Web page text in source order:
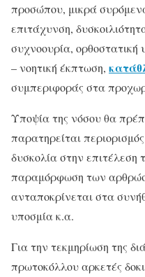
προσώπου, μικρά
επιτάχυνση,
συχνοουρία,
– νοητική έκπτωση,
συμπεριφοράς στα
Υποψία της νόσου θα
παρατηρείται
δυσκολία στην
παραμόρφωση των
ανταποκρίνεται στα
υποσμία κ.α.
Για την τεκμηρίωση της
πρωτοκόλλου αρκετές